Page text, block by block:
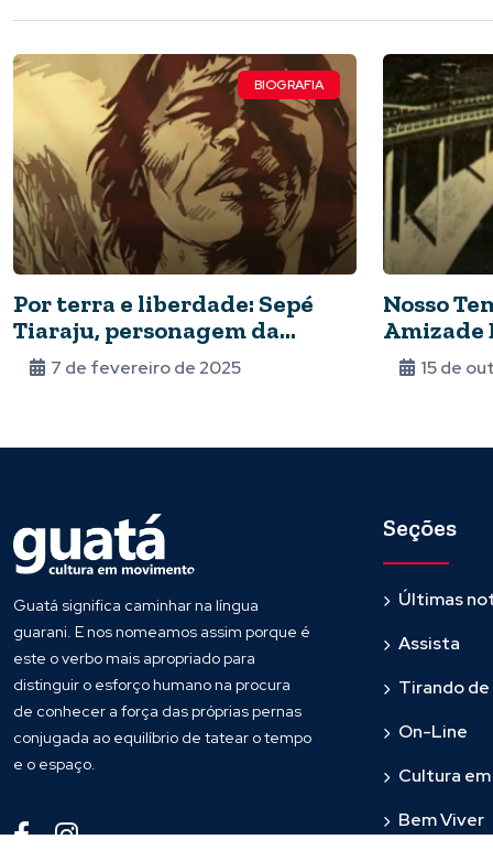
BIOGRAFIA
Por terra e liberdade: Sepé
Tiaraju, personagem da
história da luta dos
brasileiros
7 de fevereiro de 2025
Nosso
Amizade
15 de
Guatá significa caminhar na língua
guarani. E nos nomeamos assim porque é
este o verbo mais apropriado para
distinguir o esforço humano na procura
de conhecer a força das próprias pernas
conjugada ao equilíbrio de tatear o tempo
e o espaço.
Seções
Últimas
Assista
Tirando
On-Line
Cultura
Bem Viver